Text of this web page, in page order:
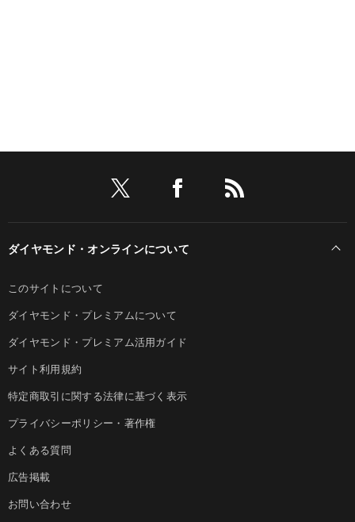
ダイヤモンド・オンラインについて
このサイトについて
ダイヤモンド・プレミアムについて
ダイヤモンド・プレミアム活用ガイド
サイト利用規約
特定商取引に関する法律に基づく表示
プライバシーポリシー・著作権
よくある質問
広告掲載
お問い合わせ